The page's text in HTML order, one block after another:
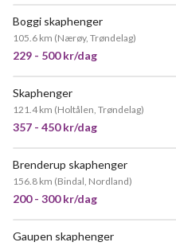
Boggi skaphenger
105.6 km (Nærøy, Trøndelag)
229 - 500 kr/dag
Skaphenger
121.4 km (Holtålen, Trøndelag)
357 - 450 kr/dag
Brenderup skaphenger
156.8 km (Bindal, Nordland)
200 - 300 kr/dag
Gaupen skaphenger